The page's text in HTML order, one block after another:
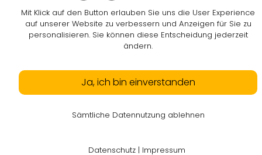
Mit Klick auf den Button erlauben Sie uns die User Experience
auf unserer Website zu verbessern und Anzeigen für Sie zu
personalisieren. Sie können diese Entscheidung jederzeit
ändern.
Ja, ich bin einverstanden
Sämtliche Datennutzung ablehnen
Datenschutz | Impressum